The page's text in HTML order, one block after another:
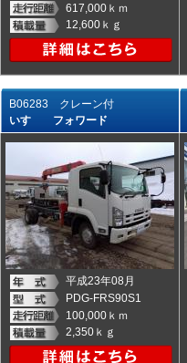
617,000ｋｍ
12,600ｋｇ
B06283 クレーン付
いすゞ フォワード
平成23年08月
PDG-FRS90S1
100,000ｋｍ
2,350ｋｇ